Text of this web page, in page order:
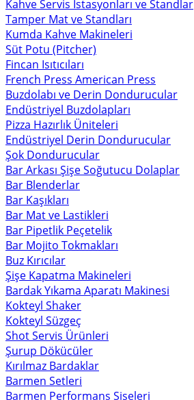
Kahve Servis İstasyonları ve Standlar
Tamper Mat ve Standları
Kumda Kahve Makineleri
Süt Potu (Pitcher)
Fincan Isıtıcıları
French Press American Press
Buzdolabı ve Derin Dondurucular
Endüstriyel Buzdolapları
Pizza Hazırlık Üniteleri
Endüstriyel Derin Dondurucular
Şok Dondurucular
Bar Arkası Şişe Soğutucu Dolaplar
Bar Blenderlar
Bar Kaşıkları
Bar Mat ve Lastikleri
Bar Pipetlik Peçetelik
Bar Mojito Tokmakları
Buz Kırıcılar
Şişe Kapatma Makineleri
Bardak Yıkama Aparatı Makinesi
Kokteyl Shaker
Kokteyl Süzgeç
Shot Servis Ürünleri
Şurup Dökücüler
Kırılmaz Bardaklar
Barmen Setleri
Barmen Performans Şişeleri